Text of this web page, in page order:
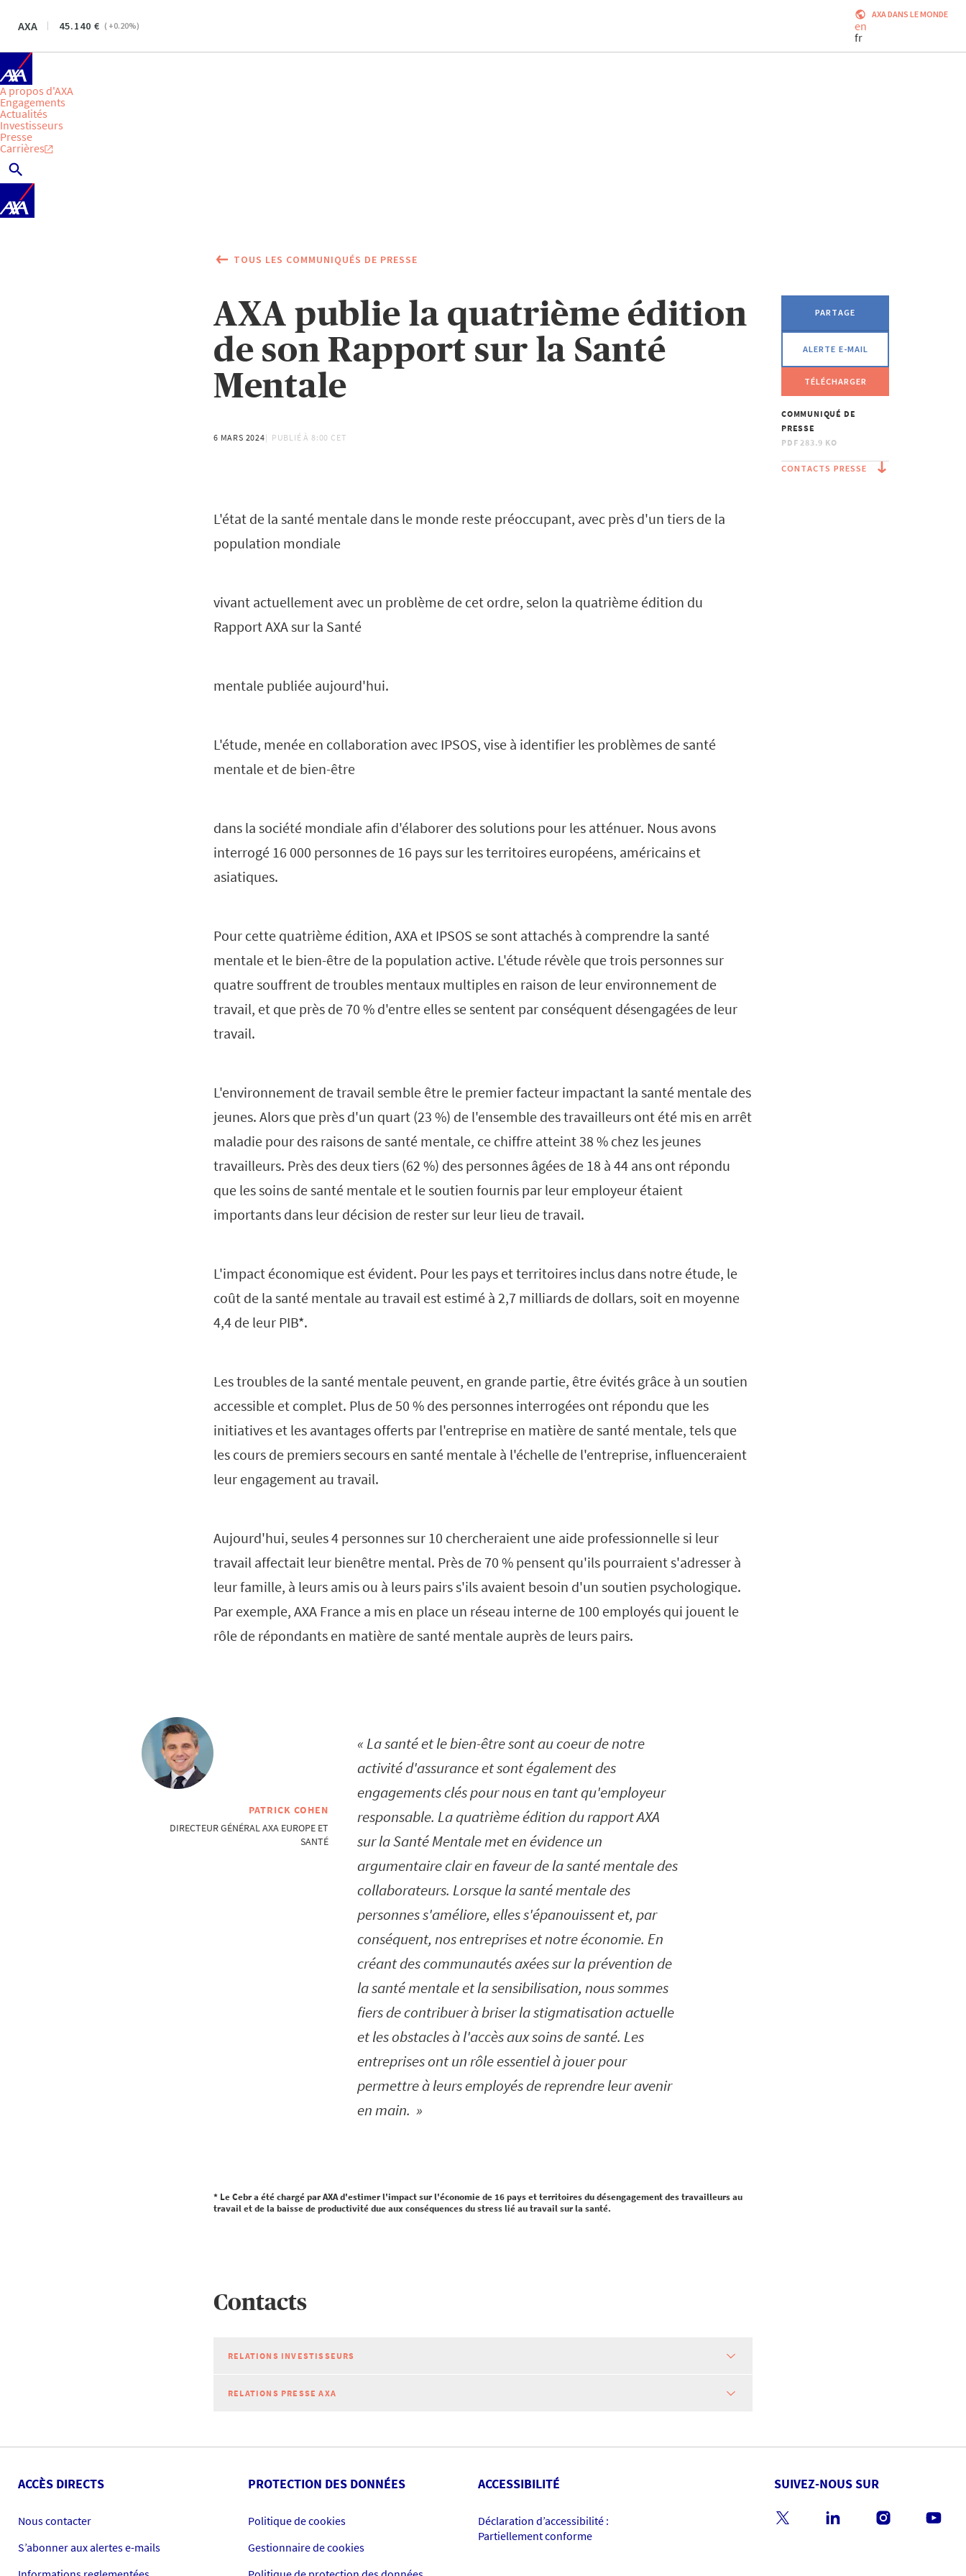
AXA 45.140 ( +0.20%)
AXA DANS LE MONDE
en
fr
A propos d'AXA
Engagements
Actualités
Investisseurs
Presse
Carrières
TOUS LES COMMUNIQUÉS DE PRESSE
AXA publie la quatrième édition
de son Rapport sur la Santé
Mentale
PARTAGE
ALERTE E-MAIL
TÉLÉCHARGER
COMMUNIQUÉ DE
PRESSE
PDF283.9 KO
CONTACTS PRESSE
6 MARS 2024 PUBLIÉ À 8:00 CET
L'état de la santé mentale dans le monde reste préoccupant, avec près d'un tiers de la
population mondiale
vivant actuellement avec un problème de cet ordre, selon la quatrième édition du
Rapport AXA sur la Santé
mentale publiée aujourd'hui.
L'étude, menée en collaboration avec IPSOS, vise à identifier les problèmes de santé
mentale et de bien-être
dans la société mondiale afin d'élaborer des solutions pour les atténuer. Nous avons
interrogé 16 000 personnes de 16 pays sur les territoires européens, américains et
asiatiques.
Pour cette quatrième édition, AXA et IPSOS se sont attachés à comprendre la santé
mentale et le bien-être de la population active. L'étude révèle que trois personnes sur
quatre souffrent de troubles mentaux multiples en raison de leur environnement de
travail, et que près de 70 % d'entre elles se sentent par conséquent désengagées de leur
travail.
L'environnement de travail semble être le premier facteur impactant la santé mentale des
jeunes. Alors que près d'un quart (23 %) de l'ensemble des travailleurs ont été mis en arrêt
maladie pour des raisons de santé mentale, ce chiffre atteint 38 % chez les jeunes
travailleurs. Près des deux tiers (62 %) des personnes âgées de 18 à 44 ans ont répondu
que les soins de santé mentale et le soutien fournis par leur employeur étaient
importants dans leur décision de rester sur leur lieu de travail.
L'impact économique est évident. Pour les pays et territoires inclus dans notre étude, le
coût de la santé mentale au travail est estimé à 2,7 milliards de dollars, soit en moyenne
4,4 de leur PIB*.
Les troubles de la santé mentale peuvent, en grande partie, être évités grâce à un soutien
accessible et complet. Plus de 50 % des personnes interrogées ont répondu que les
initiatives et les avantages offerts par l'entreprise en matière de santé mentale, tels que
les cours de premiers secours en santé mentale à l'échelle de l'entreprise, influenceraient
leur engagement au travail.
Aujourd'hui, seules 4 personnes sur 10 chercheraient une aide professionnelle si leur
travail affectait leur bienêtre mental. Près de 70 % pensent qu'ils pourraient s'adresser à
leur famille, à leurs amis ou à leurs pairs s'ils avaient besoin d'un soutien psychologique.
Par exemple, AXA France a mis en place un réseau interne de 100 employés qui jouent le
rôle de répondants en matière de santé mentale auprès de leurs pairs.
PATRICK COHEN
DIRECTEUR GÉNÉRAL AXA EUROPE ET
SANTÉ
La santé et le bien-être sont au coeur de notre
activité d'assurance et sont également des
engagements clés pour nous en tant qu'employeur
responsable. La quatrième édition du rapport AXA
sur la Santé Mentale met en évidence un
argumentaire clair en faveur de la santé mentale des
collaborateurs. Lorsque la santé mentale des
personnes s'améliore, elles s'épanouissent et, par
conséquent, nos entreprises et notre économie. En
créant des communautés axées sur la prévention de
la santé mentale et la sensibilisation, nous sommes
fiers de contribuer à briser la stigmatisation actuelle
et les obstacles à l'accès aux soins de santé. Les
entreprises ont un rôle essentiel à jouer pour
permettre à leurs employés de reprendre leur avenir
en main.
* Le Cebr a été chargé par AXA d'estimer l'impact sur l'économie de 16 pays et territoires du désengagement des travailleurs au
travail et de la baisse de productivité due aux conséquences du stress lié au travail sur la santé.
Contacts
RELATIONS INVESTISSEURS
RELATIONS PRESSE AXA
ACCÈS DIRECTS
Nous contacter
S’abonner aux alertes e-mails
PROTECTION DES DONNÉES
Politique de cookies
Gestionnaire de cookies
ACCESSIBILITÉ
Déclaration d’accessibilité :
Partiellement conforme
SUIVEZ-NOUS SUR